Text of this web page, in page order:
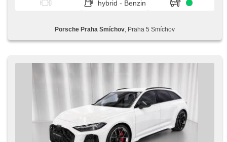
hybrid - Benzin
Porsche Praha Smíchov , Praha 5 Smíchov